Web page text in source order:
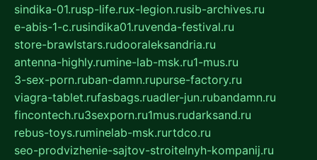
sindika-01.rusp-life.rux-legion.rusib-archives.ru
e-abis-1-c.rusindika01.ruvenda-festival.ru
store-brawlstars.rudooraleksandria.ru
antenna-highly.rumine-lab-msk.ru1-mus.ru
3-sex-porn.ruban-damn.rupurse-factory.ru
viagra-tablet.rufasbags.ruadler-jun.rubandamn.ru
fincontech.ru3sexporn.ru1mus.rudarksand.ru
rebus-toys.ruminelab-msk.rurtdco.ru
seo-prodvizhenie-sajtov-stroitelnyh-kompanij.ru